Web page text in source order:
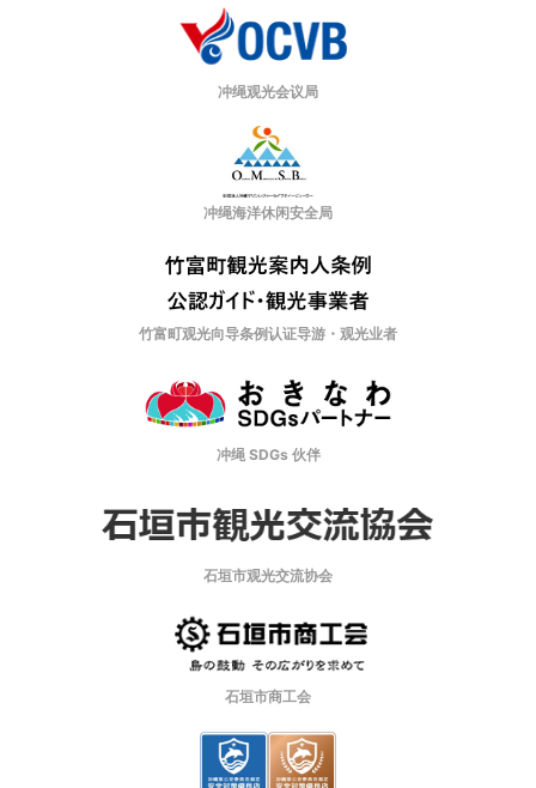
冲绳观光会议局
冲绳海洋休闲安全局
竹富町观光向导条例认证导游・观光业者
冲绳 SDGs 伙伴
石垣市观光交流协会
石垣市商工会